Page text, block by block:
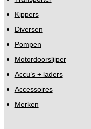
Kippers
Diversen
Pompen
Motordoorslijper
Accu’s + laders
Accessoires
Merken